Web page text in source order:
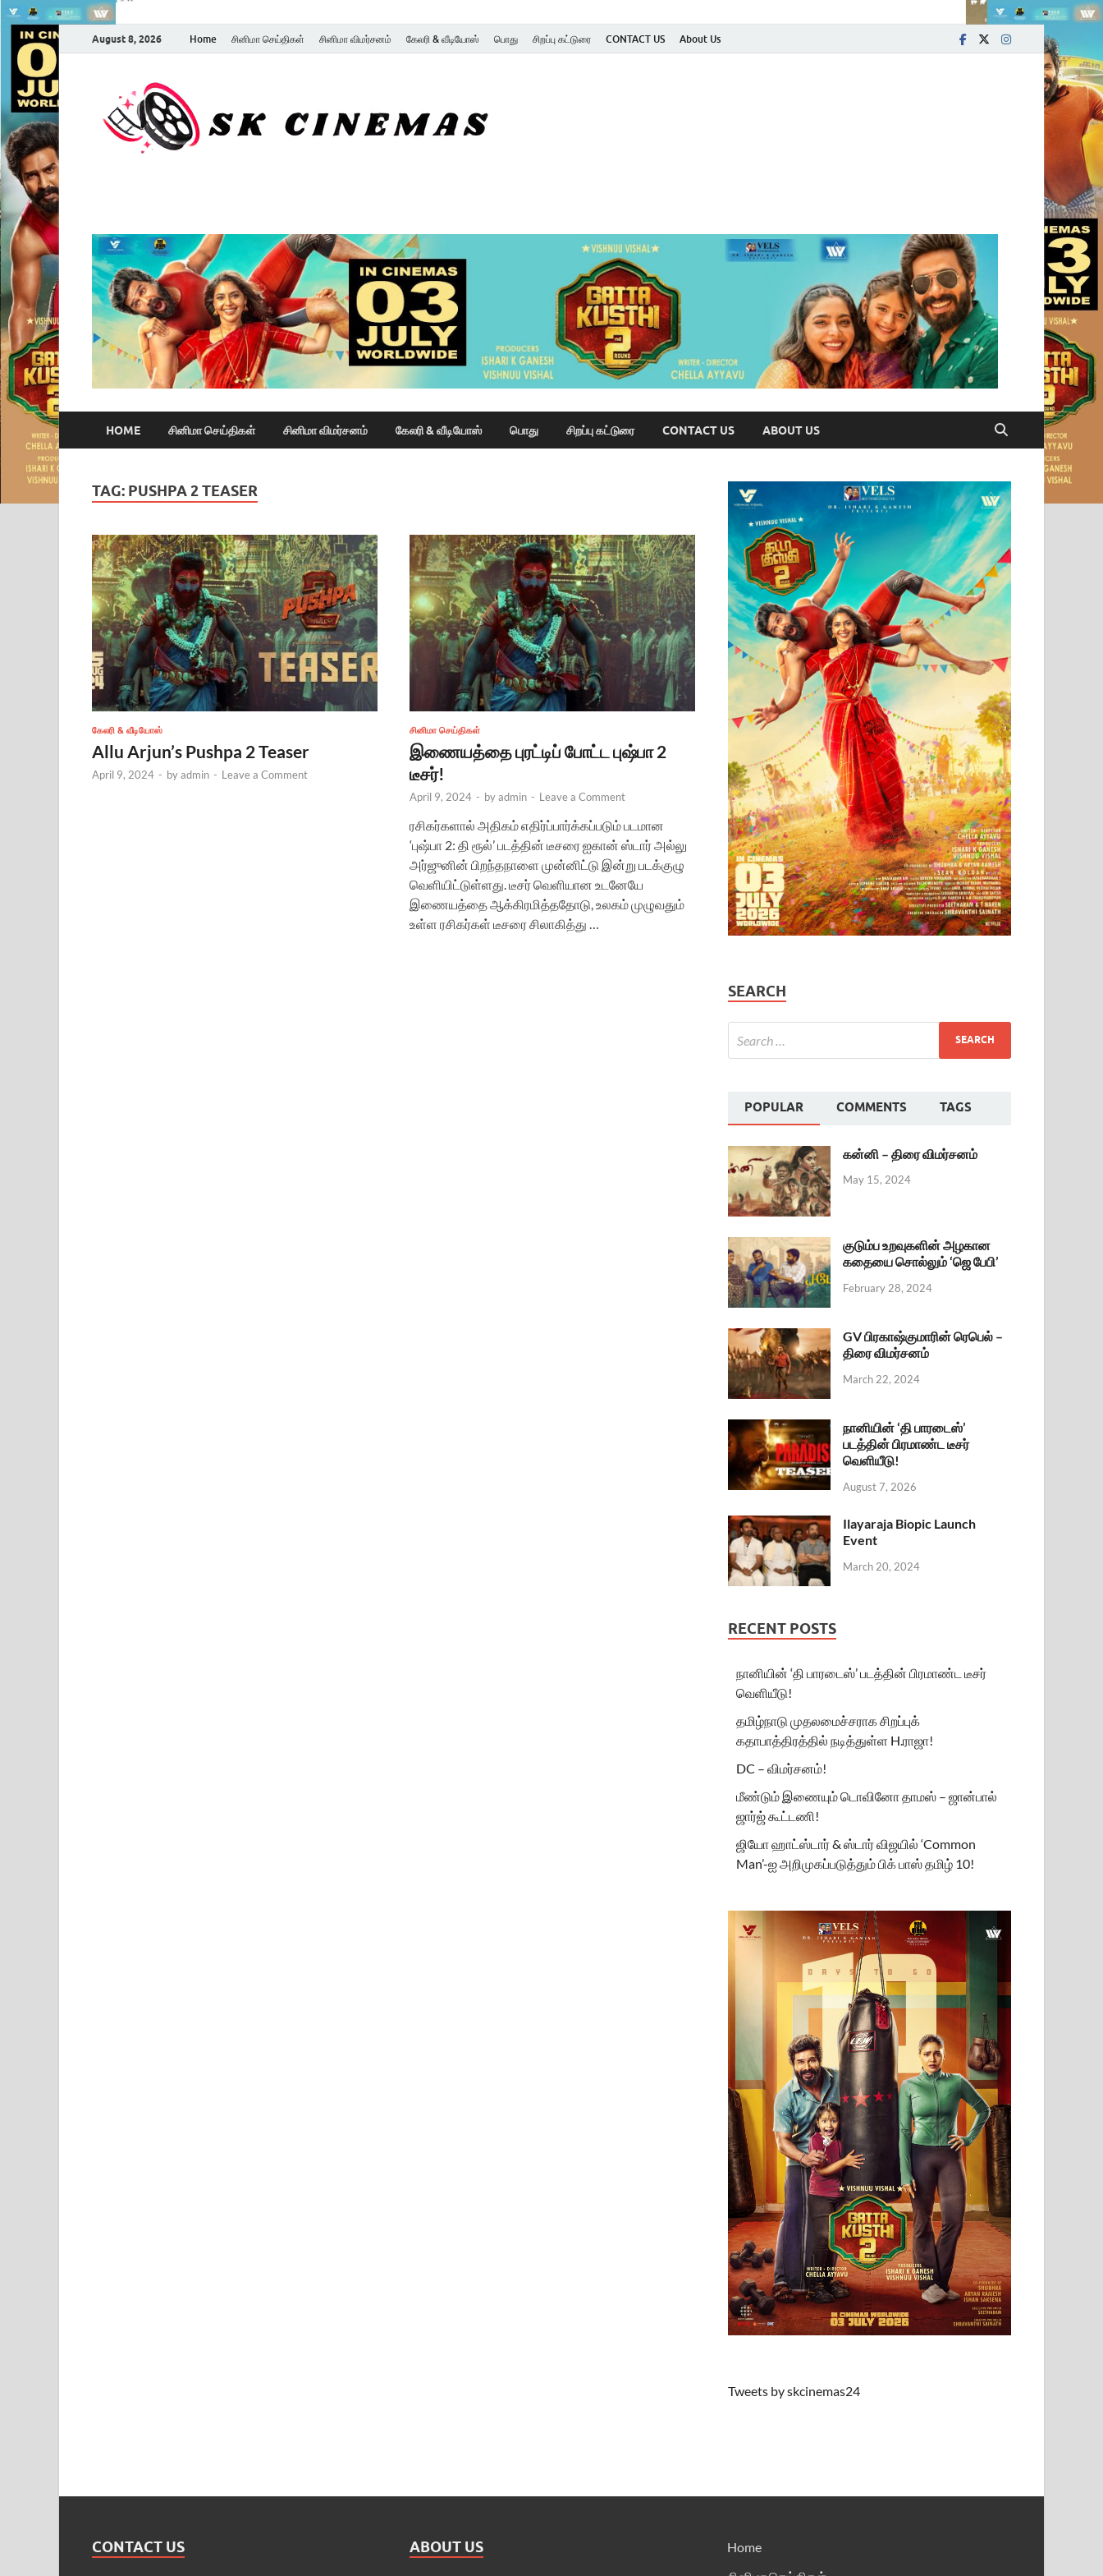
August 8, 2026 Home சினிமா செய்திகள் சினிமா விமர்சனம் கேலரி & வீடியோஸ் பொது சிறப்பு கட்டுரை CONTACT US About Us
HOME சினிமா செய்திகள் சினிமா விமர்சனம் கேலரி & வீடியோஸ் பொது சிறப்பு கட்டுரை CONTACT US ABOUT US
TAG: PUSHPA 2 TEASER
கேலரி & வீடியோஸ்
Allu Arjun’s Pushpa 2 Teaser
April 9, 2024 - byadmin - Leave a Comment
சினிமா செய்திகள்
இணையத்தை புரட்டிப் போட்ட புஷ்பா 2
டீசர்!
April 9, 2024 - byadmin - Leave a Comment
ரசிகர்களால் அதிகம் எதிர்ப்பார்க்கப்படும் படமான
‘புஷ்பா 2: தி ரூல்’ படத்தின் டீசரை ஐகான் ஸ்டார் அல்லு
அர்ஜுனின் பிறந்தநாளை முன்னிட்டு இன்று படக்குழு
வெளியிட்டுள்ளது. டீசர் வெளியான உடனேயே
இணையத்தை ஆக்கிரமித்ததோடு, உலகம் முழுவதும்
உள்ள ரசிகர்கள் டீசரை சிலாகித்து …
SEARCH
POPULAR COMMENTS TAGS
கன்னி – திரை விமர்சனம்
May 15, 2024
குடும்ப உறவுகளின் அழகான
கதையை சொல்லும் ‘ஜெ பேபி’
February 28, 2024
GV பிரகாஷ்குமாரின் ரெபெல் –
திரை விமர்சனம்
March 22, 2024
நானியின் ‘தி பாரடைஸ்’
படத்தின் பிரமாண்ட டீசர்
வெளியீடு!
August 7, 2026
Ilayaraja Biopic Launch
Event
March 20, 2024
RECENT POSTS
நானியின் ‘தி பாரடைஸ்’ படத்தின் பிரமாண்ட டீசர்
வெளியீடு!
தமிழ்நாடு முதலமைச்சராக சிறப்புக்
கதாபாத்திரத்தில் நடித்துள்ள H.ராஜா!
DC – விமர்சனம்!
மீண்டும் இணையும் டொவினோ தாமஸ் – ஜான்பால்
ஜார்ஜ் கூட்டணி!
ஜியோ ஹாட்ஸ்டார் & ஸ்டார் விஜயில் ‘Common
Man’-ஐ அறிமுகப்படுத்தும் பிக் பாஸ் தமிழ் 10!
Tweets by skcinemas24
CONTACT US ABOUT US
Home